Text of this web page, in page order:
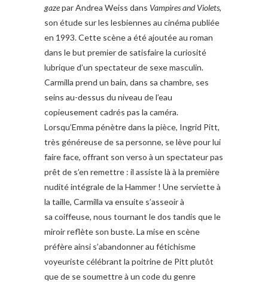
gazepar Andrea Weiss dans Vampires and Violets,
son étude sur les lesbiennes au cinéma publiée
en 1993. Cette scène a été ajoutée au roman
dans le but premier de satisfaire la curiosité
lubrique d’un spectateur de sexe masculin.
Carmilla prend un bain, dans sa chambre, ses
seins au-dessus du niveau de l’eau
copieusement cadrés pas la caméra.
Lorsqu’Emma pénètre dans la pièce, Ingrid Pitt,
très généreuse de sa personne, se lève pour lui
faire face, offrant son verso à un spectateur pas
prêt de s’en remettre : il assiste là à la première
nudité intégrale de la Hammer ! Une serviette à
la taille, Carmilla va ensuite s’asseoir à
sa coiffeuse, nous tournant le dos tandis que le
miroir reflète son buste. La mise en scène
préfère ainsi s’abandonner au fétichisme
voyeuriste célébrant la poitrine de Pitt plutôt
que de se soumettre à un code du genre